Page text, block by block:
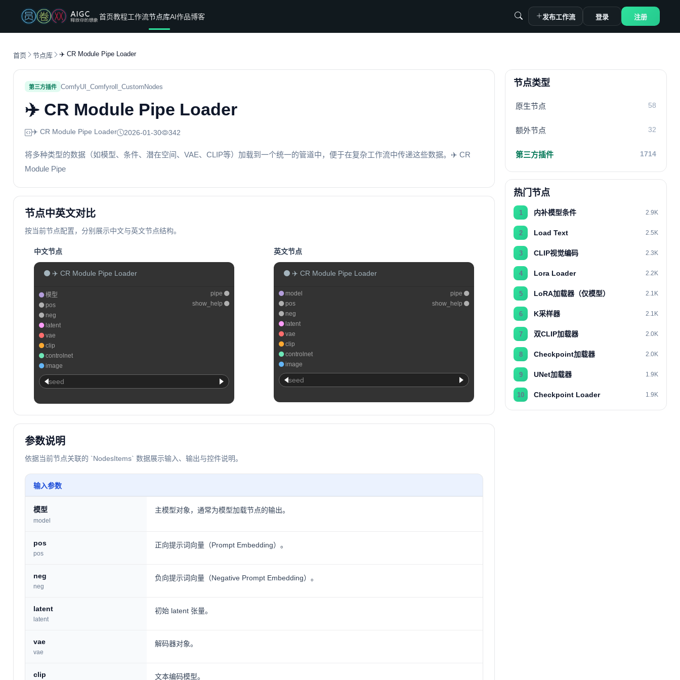
首页教程工作流节点库AI作品博客 发布工作流 登录 注册
首页 节点库 ✈️ CR Module Pipe Loader
第三方插件 ComfyUI_Comfyroll_CustomNodes
✈️ CR Module Pipe Loader
✈️ CR Module Pipe Loader 2026-01-30 342
将多种类型的数据（如模型、条件、潜在空间、VAE、CLIP等）加载到一个统一的管道中，便于在复杂工作流中传递这些数据。✈️ CR
Module Pipe
节点中英文对比
按当前节点配置，分别展示中文与英文节点结构。
中文节点
✈️ CR Module Pipe Loader
模型
pos
neg
latent
vae
clip
controlnet
image
pipe
show_help
seed
英文节点
✈️ CR Module Pipe Loader
model
pos
neg
latent
vae
clip
controlnet
image
pipe
show_help
seed
参数说明
依据当前节点关联的 `NodesItems` 数据展示输入、输出与控件说明。
输入参数
模型
model
主模型对象，通常为模型加载节点的输出。
pos
pos
正向提示词向量（Prompt Embedding）。
neg
neg
负向提示词向量（Negative Prompt Embedding）。
latent
latent
初始 latent 张量。
vae
vae
解码器对象。
clip 文本编码模型。
节点类型
原生节点 58
额外节点 32
第三方插件 1714
热门节点
1 内补模型条件 2.9K
2 Load Text 2.5K
3 CLIP视觉编码 2.3K
4 Lora Loader 2.2K
5 LoRA加载器（仅模型） 2.1K
6 K采样器 2.1K
7 双CLIP加载器 2.0K
8 Checkpoint加载器 2.0K
9 UNet加载器 1.9K
10 Checkpoint Loader 1.9K